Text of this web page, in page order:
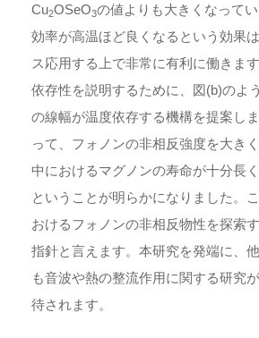
Cu2OSeO3の値よりも大きくなって
効率が高温ほど良くなるという効果
ス応用する上で非常に有利に働きま
依存性を説明するために、図(b)のよ
の線幅が温度依存する機構を提案し
って、フォノンの非相反強度を大き
中におけるマグノンの寿命が十分長
ということが明らかになりました。
おけるフォノンの非相反物性を探索
指針と言えます。本研究を発端に、
も音波や熱の整流作用に関する研究
待されます。